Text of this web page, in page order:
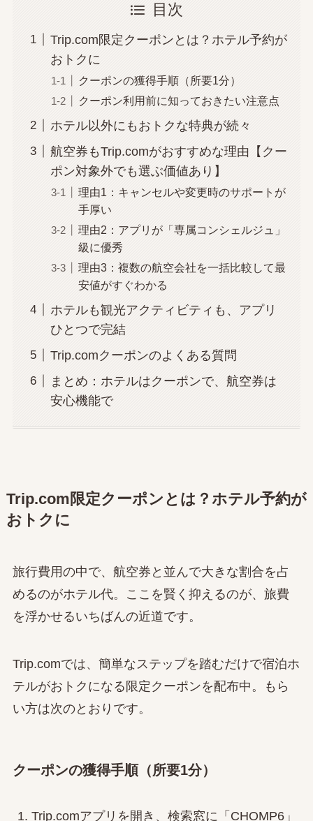
目次
Trip.com限定クーポンとは？ホテル予約が
おトクに
クーポンの獲得手順（所要1分）
クーポン利用前に知っておきたい注意点
ホテル以外にもおトクな特典が続々
航空券もTrip.comがおすすめな理由【クー
ポン対象外でも選ぶ価値あり】
理由1：キャンセルや変更時のサポートが
手厚い
理由2：アプリが「専属コンシェルジュ」
級に優秀
理由3：複数の航空会社を一括比較して最
安値がすぐわかる
ホテルも観光アクティビティも、アプリ
ひとつで完結
Trip.comクーポンのよくある質問
まとめ：ホテルはクーポンで、航空券は
安心機能で
Trip.com限定クーポンとは？ホテル予約が
おトクに
旅行費用の中で、航空券と並んで大きな割合を占
めるのがホテル代。ここを賢く抑えるのが、旅費
を浮かせるいちばんの近道です。
Trip.comでは、簡単なステップを踏むだけで宿泊ホ
テルがおトクになる限定クーポンを配布中。もら
い方は次のとおりです。
クーポンの獲得手順（所要1分）
Trip.comアプリを開き、検索窓に「CHOMP6」